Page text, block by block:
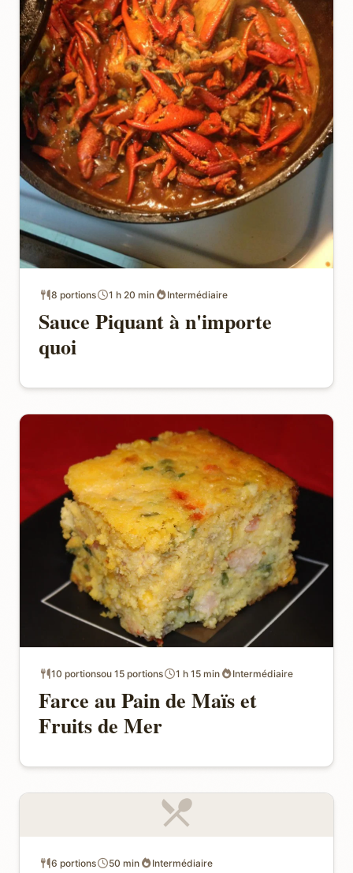
8 portions 1 h 20 min Intermédiaire
Sauce Piquant à n'importe
quoi
10 portionsou 15 portions 1 h 15 min Intermédiaire
Farce au Pain de Maïs et
Fruits de Mer
6 portions 50 min Intermédiaire